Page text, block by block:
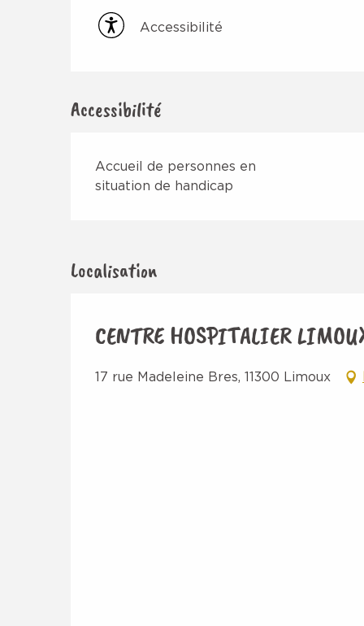
Accessibilité
Accessibilité
Accueil de personnes en
situation de handicap
Localisation
CENTRE HOSPITALIER
17 rue Madeleine Bres, 11300 Limoux